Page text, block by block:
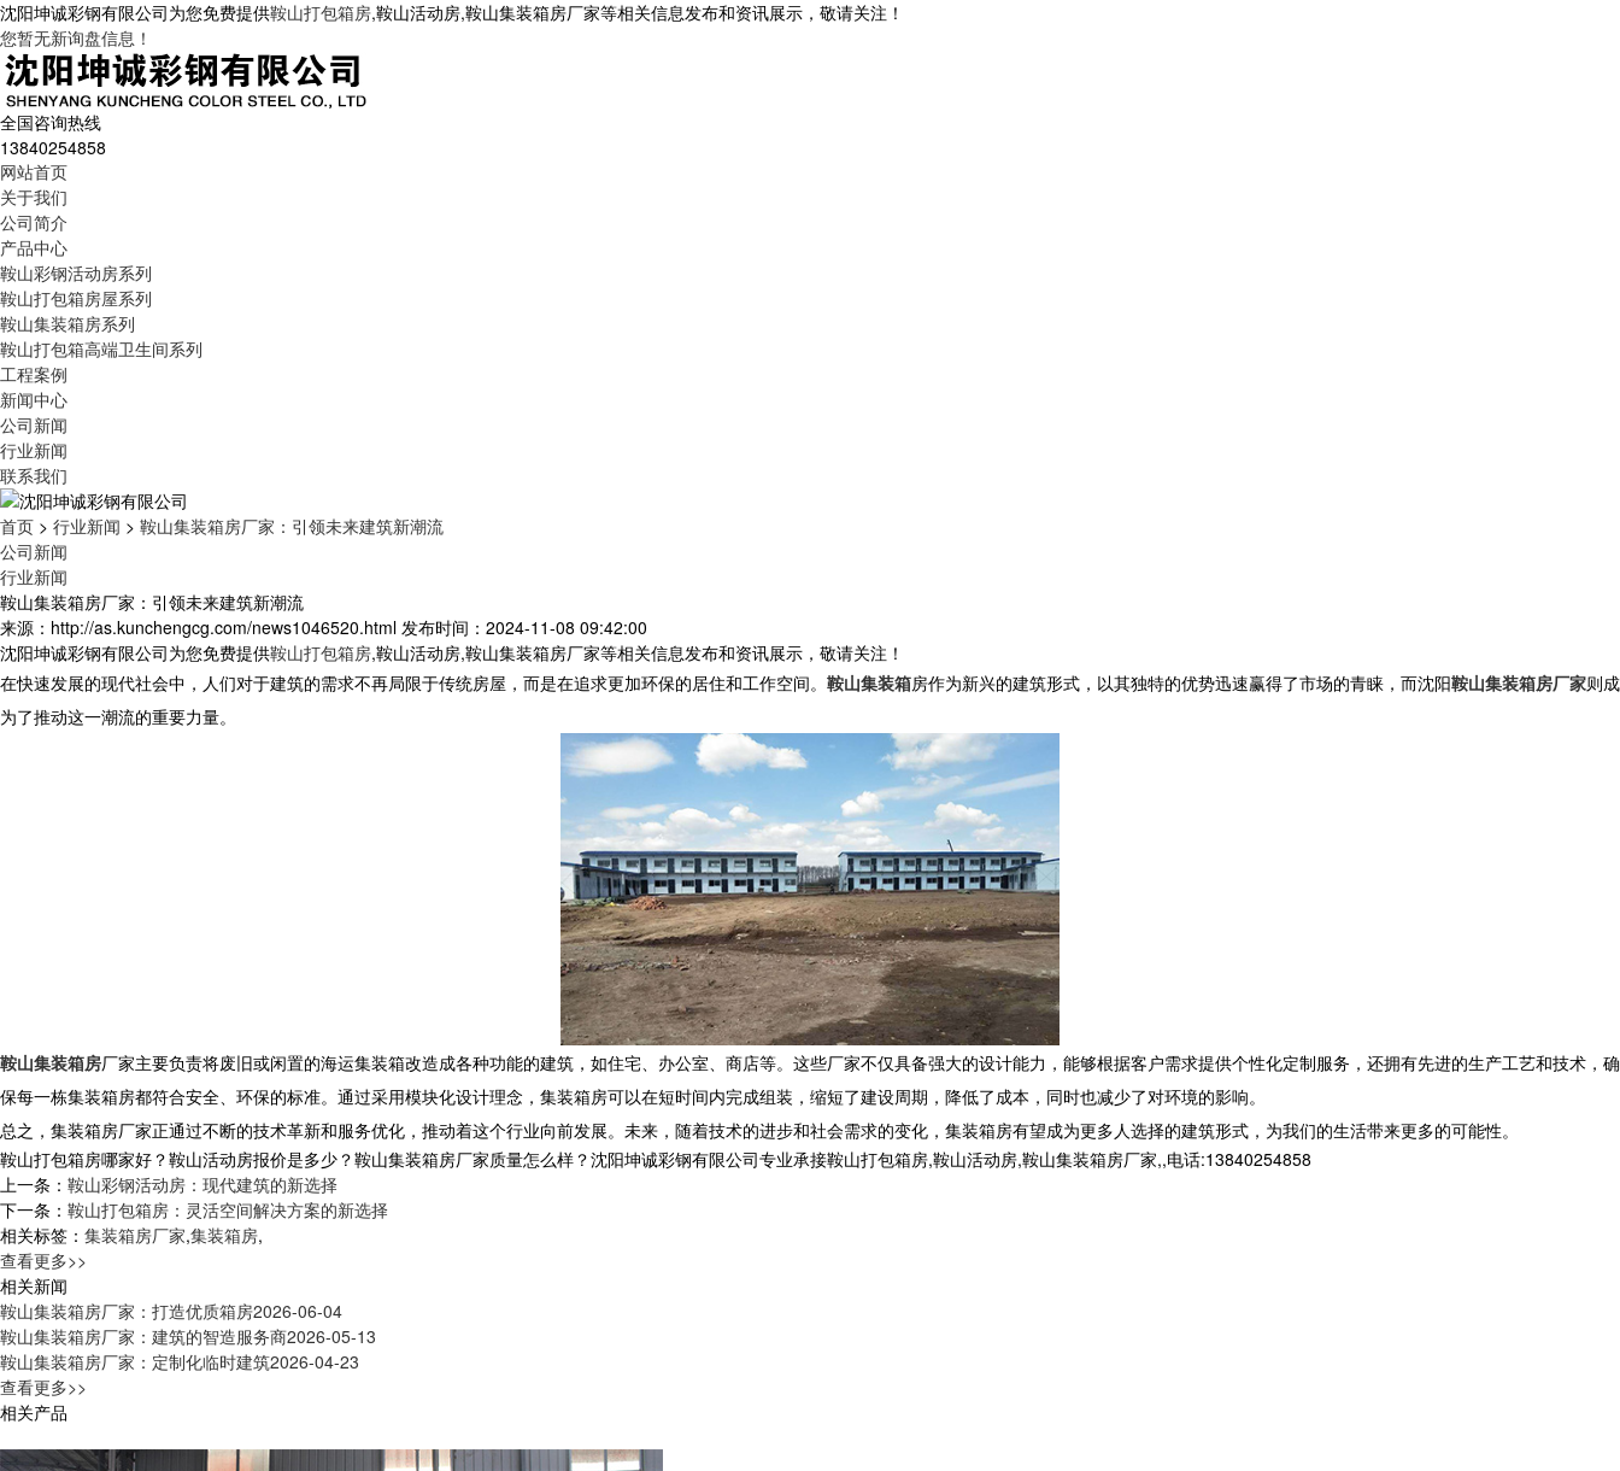
沈阳坤诚彩钢有限公司为您免费提供鞍山打包箱房,鞍山活动房,鞍山集装箱房厂家等相关信息发布和资讯展示，敬请关注！
您暂无新询盘信息！
全国咨询热线
13840254858
网站首页
关于我们
公司简介
产品中心
鞍山彩钢活动房系列
鞍山打包箱房屋系列
鞍山集装箱房系列
鞍山打包箱高端卫生间系列
工程案例
新闻中心
公司新闻
行业新闻
联系我们
首页 > 行业新闻 > 鞍山集装箱房厂家：引领未来建筑新潮流
公司新闻
行业新闻
鞍山集装箱房厂家：引领未来建筑新潮流
来源：http://as.kunchengcg.com/news1046520.html 发布时间：2024-11-08 09:42:00
沈阳坤诚彩钢有限公司为您免费提供鞍山打包箱房,鞍山活动房,鞍山集装箱房厂家等相关信息发布和资讯展示，敬请关注！
在快速发展的现代社会中，人们对于建筑的需求不再局限于传统房屋，而是在追求更加环保的居住和工作空间。 鞍山集装箱房作为新兴的建筑形式，以其独特的优势迅速赢得了市场的青睐，而沈阳鞍山集装箱房厂家则成
为了推动这一潮流的重要力量。
鞍山集装箱房厂家主要负责将废旧或闲置的海运集装箱改造成各种功能的建筑，如住宅、办公室、商店等。这些厂家不仅具备强大的设计能力，能够根据客户需求提供个性化定制服务，还拥有先进的生产工艺和技术，确
保每一栋集装箱房都符合安全、环保的标准。通过采用模块化设计理念，集装箱房可以在短时间内完成组装，缩短了建设周期，降低了成本，同时也减少了对环境的影响。
总之，集装箱房厂家正通过不断的技术革新和服务优化，推动着这个行业向前发展。未来，随着技术的进步和社会需求的变化，集装箱房有望成为更多人选择的建筑形式，为我们的生活带来更多的可能性。
鞍山打包箱房哪家好？鞍山活动房报价是多少？鞍山集装箱房厂家质量怎么样？沈阳坤诚彩钢有限公司专业承接鞍山打包箱房,鞍山活动房,鞍山集装箱房厂家,,电话:13840254858
上一条： 鞍山彩钢活动房：现代建筑的新选择
下一条： 鞍山打包箱房：灵活空间解决方案的新选择
相关标签： 集装箱房厂家,集装箱房,
查看更多>>
相关新闻
鞍山集装箱房厂家：打造优质箱房2026-06-04
鞍山集装箱房厂家：建筑的智造服务商2026-05-13
鞍山集装箱房厂家：定制化临时建筑2026-04-23
查看更多>>
相关产品